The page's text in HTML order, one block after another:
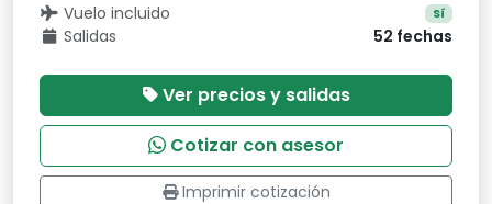
Vuelo incluido Sí
Salidas 52 fechas
Ver precios y salidas
Cotizar con asesor
Imprimir cotización